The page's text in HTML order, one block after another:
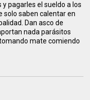
pagarles el sueldo a los
solo saben calentar en
Dan asco de
nada parásitos
mate comiendo